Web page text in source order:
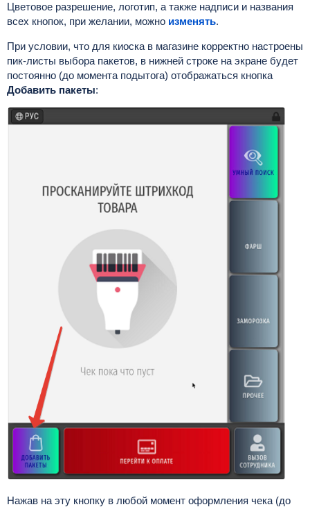
Цветовое разрешение, логотип, а также надписи и названия
всех кнопок, при желании, можно изменять.
При условии, что для киоска в магазине корректно настроены
пик-листы выбора пакетов, в нижней строке на экране будет
постоянно (до момента подытога) отображаться кнопка
Добавить пакеты:
Нажав на эту кнопку в любой момент оформления чека (до